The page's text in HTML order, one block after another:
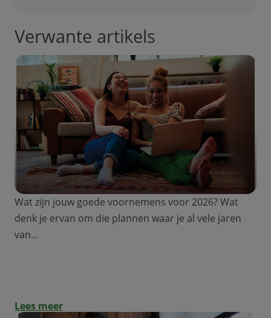
Verwante artikels
Wat zijn jouw goede voornemens voor 2026? Wat
denk je ervan om die plannen waar je al vele jaren
van...
Lees meer